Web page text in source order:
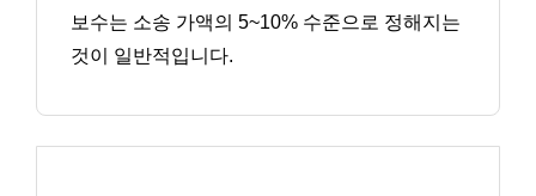
보수는 소송 가액의 5~10% 수준으로 정해지는
것이 일반적입니다.